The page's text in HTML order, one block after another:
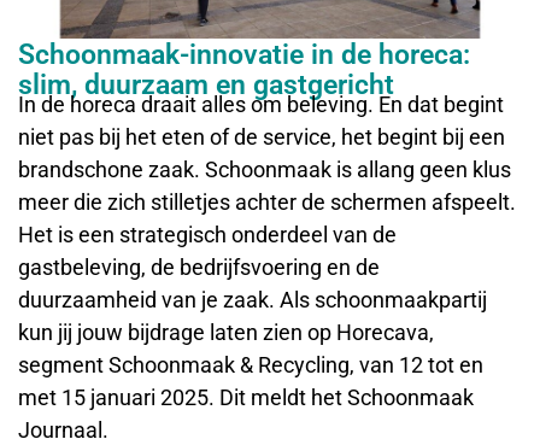
Schoonmaak-innovatie in de horeca:
slim, duurzaam en gastgericht
In de horeca draait alles om beleving. En dat begint
niet pas bij het eten of de service, het begint bij een
brandschone zaak. Schoonmaak is allang geen klus
meer die zich stilletjes achter de schermen afspeelt.
Het is een strategisch onderdeel van de
gastbeleving, de bedrijfsvoering en de
duurzaamheid van je zaak. Als schoonmaakpartij
kun jij jouw bijdrage laten zien op Horecava,
segment Schoonmaak & Recycling, van 12 tot en
met 15 januari 2025. Dit meldt het Schoonmaak
Journaal.